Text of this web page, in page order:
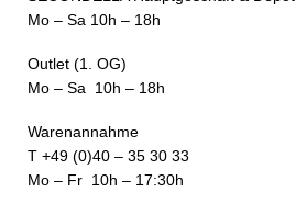
Mo – Sa 10h – 18h
Outlet (1. OG)
Mo – Sa 10h – 18h
Warenannahme
T +49 (0)40 – 35 30 33
Mo – Fr 10h – 17:30h